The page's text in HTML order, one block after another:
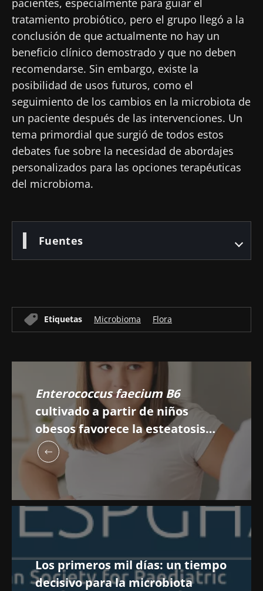
pacientes, especialmente para guiar el
tratamiento probiótico, pero el grupo llegó a la
conclusión de que actualmente no hay un
beneficio clínico demostrado y que no deben
recomendarse. Sin embargo, existe la
posibilidad de usos futuros, como el
seguimiento de los cambios en la microbiota de
un paciente después de las intervenciones. Un
tema primordial que surgió de todos estos
debates fue sobre la necesidad de abordajes
personalizados para las opciones terapéuticas
del microbioma.
Fuentes
Etiquetas Microbioma Flora
Enterococcus faecium B6
cultivado a partir de niños
obesos favorece la esteatosis
hepática debido a la tiramina
como metabolito bioactivo
Los primeros mil días: un tiempo
decisivo para la microbiota